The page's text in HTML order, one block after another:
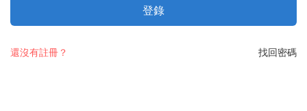
登錄
找回密碼
還沒有註冊？